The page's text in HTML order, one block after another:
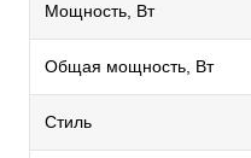
Мощность, Вт
Общая мощность, Вт
Стиль